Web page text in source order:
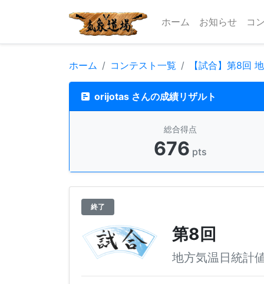
ホーム お知らせ コ
ホーム コンテスト一覧 【試合】第8回
orijotas さんの成績リザルト
総合得点
676 pts
終了
第8回
地方気温日統計